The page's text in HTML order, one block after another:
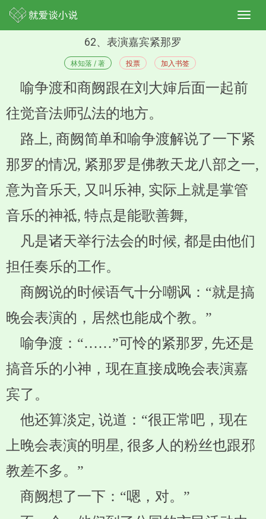
62、表演嘉宾紧那罗
林知落 / 著 投票 加入书签
喻争渡和商阙跟在刘大婶后面一起前
往觉音法师弘法的地方。
路上, 商阙简单和喻争渡解说了一下紧
那罗的情况, 紧那罗是佛教天龙八部之一,
意为音乐天, 又叫乐神, 实际上就是掌管
音乐的神祗, 特点是能歌善舞,
凡是诸天举行法会的时候, 都是由他们
担任奏乐的工作。
商阙说的时候语气十分嘲讽：“就是搞
晚会表演的，居然也能成个教。”
喻争渡：“……”可怜的紧那罗, 先还是
搞音乐的小神，现在直接成晚会表演嘉
宾了。
他还算淡定, 说道：“很正常吧，现在
上晚会表演的明星, 很多人的粉丝也跟邪
教差不多。”
商阙想了一下：“嗯，对。”